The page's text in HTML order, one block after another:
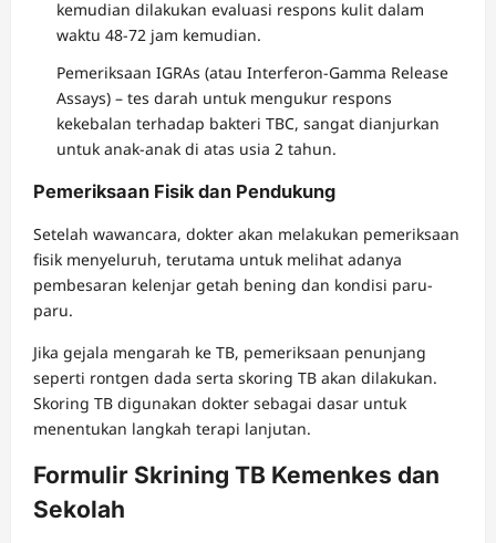
kemudian dilakukan evaluasi respons kulit dalam
waktu 48-72 jam kemudian.
Pemeriksaan IGRAs (atau Interferon-Gamma Release
Assays) – tes darah untuk mengukur respons
kekebalan terhadap bakteri TBC, sangat dianjurkan
untuk anak-anak di atas usia 2 tahun.
Pemeriksaan Fisik dan Pendukung
Setelah wawancara, dokter akan melakukan pemeriksaan
fisik menyeluruh, terutama untuk melihat adanya
pembesaran kelenjar getah bening dan kondisi paru-
paru.
Jika gejala mengarah ke TB, pemeriksaan penunjang
seperti rontgen dada serta skoring TB akan dilakukan.
Skoring TB digunakan dokter sebagai dasar untuk
menentukan langkah terapi lanjutan.
Formulir Skrining TB Kemenkes dan
Sekolah